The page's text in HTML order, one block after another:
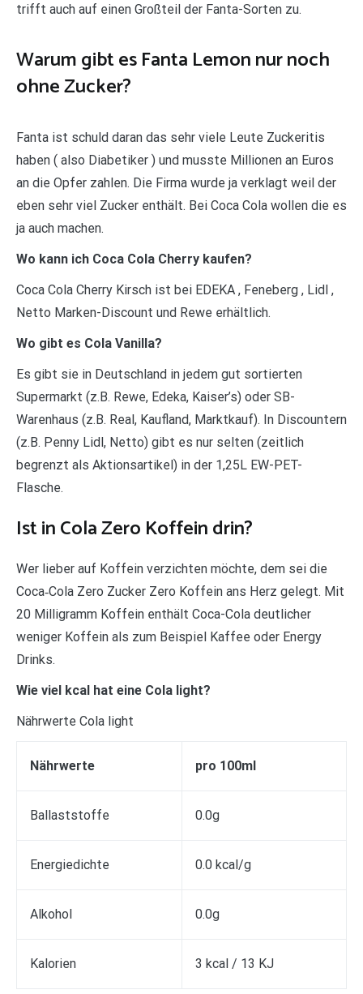
trifft auch auf einen Großteil der Fanta-Sorten zu.
Warum gibt es Fanta Lemon nur noch
ohne Zucker?
Fanta ist schuld daran das sehr viele Leute Zuckeritis
haben ( also Diabetiker ) und musste Millionen an Euros
an die Opfer zahlen. Die Firma wurde ja verklagt weil der
eben sehr viel Zucker enthält. Bei Coca Cola wollen die es
ja auch machen.
Wo kann ich Coca Cola Cherry kaufen?
Coca Cola Cherry Kirsch ist bei EDEKA , Feneberg , Lidl ,
Netto Marken-Discount und Rewe erhältlich.
Wo gibt es Cola Vanilla?
Es gibt sie in Deutschland in jedem gut sortierten
Supermarkt (z.B. Rewe, Edeka, Kaiser’s) oder SB-
Warenhaus (z.B. Real, Kaufland, Marktkauf). In Discountern
(z.B. Penny Lidl, Netto) gibt es nur selten (zeitlich
begrenzt als Aktionsartikel) in der 1,25L EW-PET-
Flasche.
Ist in Cola Zero Koffein drin?
Wer lieber auf Koffein verzichten möchte, dem sei die
Coca‑Cola Zero Zucker Zero Koffein ans Herz gelegt. Mit
20 Milligramm Koffein enthält Coca-Cola deutlicher
weniger Koffein als zum Beispiel Kaffee oder Energy
Drinks.
Wie viel kcal hat eine Cola light?
Nährwerte Cola light
Nährwerte pro 100ml
Ballaststoffe 0.0g
Energiedichte 0.0 kcal/g
Alkohol 0.0g
Kalorien 3 kcal / 13 KJ